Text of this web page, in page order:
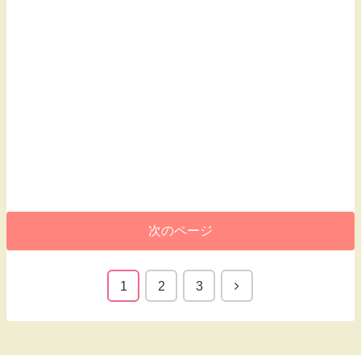
次のページ
1 2 3